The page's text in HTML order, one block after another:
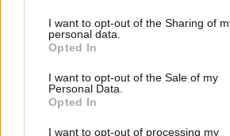
not limited to your visit or usage
grant or deny consent to Google and its
use your data for below specified
consent section.
I want to opt-out of the Sharing of
personal data.
Opted In
I want to opt-out of the Sale of my
Personal Data.
Opted In
I want to opt-out of processing my
Δεν μας τα λές καλά